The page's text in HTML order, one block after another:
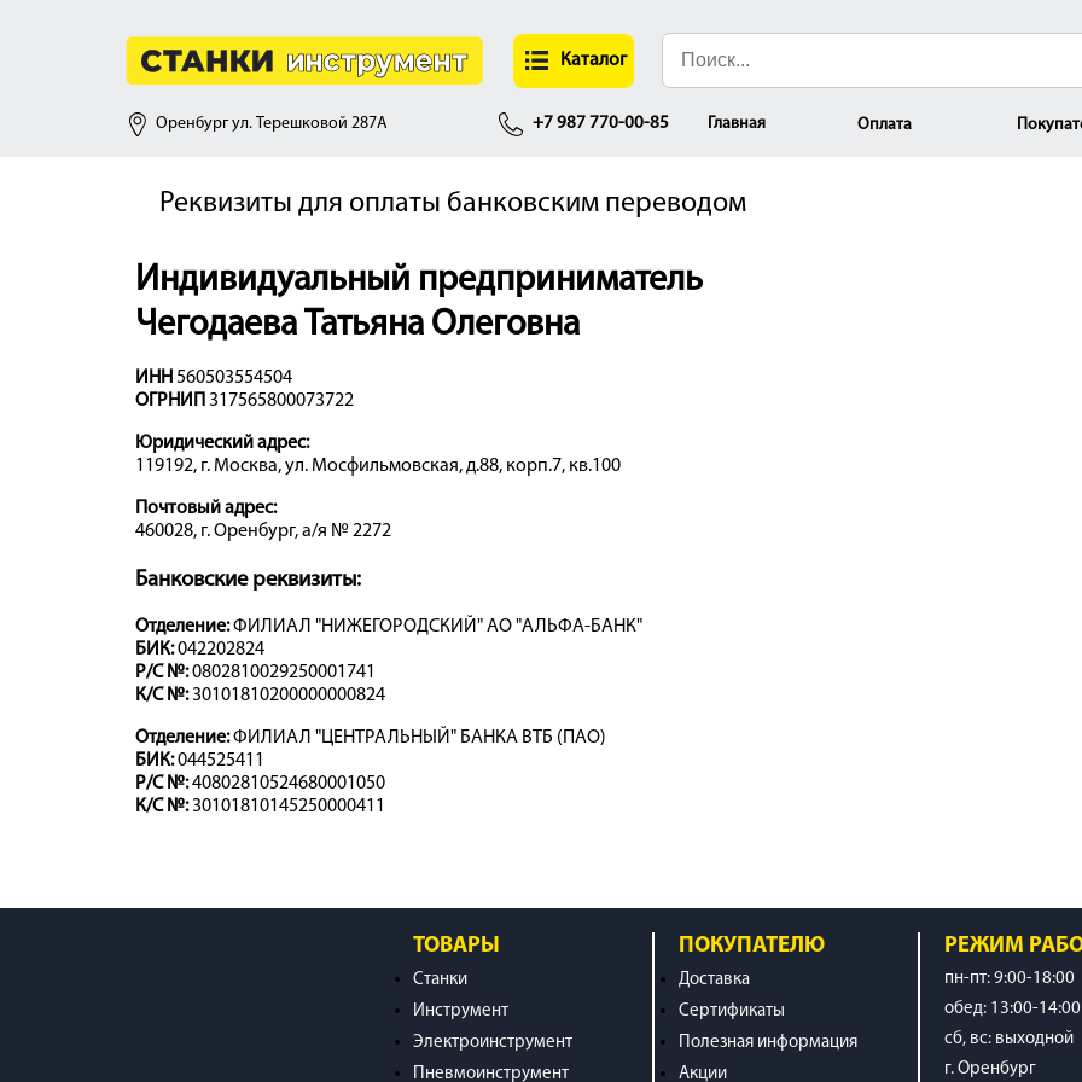
Каталог
Оренбург ул. Терешковой 287А +7 987 770-00-85 Главная Оплата
Реквизиты для оплаты банковским переводом
Индивидуальный предприниматель
Чегодаева Татьяна Олеговна
ИНН 560503554504
ОГРНИП 317565800073722
Юридический адрес:
119192, г. Москва, ул. Мосфильмовская, д.88, корп.7, кв.100
Почтовый адрес:
460028, г. Оренбург, а/я № 2272
Банковские реквизиты:
Отделение:ФИЛИАЛ "НИЖЕГОРОДСКИЙ" АО "АЛЬФА-БАНК"
БИК:042202824
Р/С №:0802810029250001741
К/С №:30101810200000000824
Отделение:ФИЛИАЛ "ЦЕНТРАЛЬНЫЙ" БАНКА ВТБ (ПАО)
БИК:044525411
Р/С №:40802810524680001050
К/С №:30101810145250000411
ТОВАРЫ
Станки
Инструмент
Электроинструмент
Пневмоинструмент
ПОКУПАТЕЛЮ
Доставка
Сертификаты
Полезная информация
Акции
РЕЖИМ
пн-пт: 9:00-18:00
обед: 13:00-14:00
cб, вс: выходной
г. Оренбург